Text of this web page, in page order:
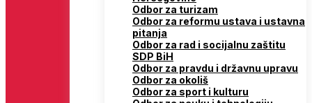
Odbor za turizam
Odbor za reformu ustava i ustavna
pitanja
Odbor za rad i socijalnu zaštitu
SDP BiH
Odbor za pravdu i državnu upravu
Odbor za okoliš
Odbor za sport i kulturu